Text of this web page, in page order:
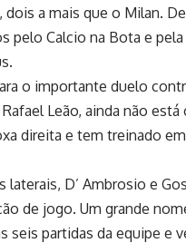
a mais que o Milan.
pelo Calcio na Bota e
o importante duelo
Leão, ainda não
direita e tem treinado em
D’ Ambrosio e
de jogo. Um grande
seis partidas da equipe e